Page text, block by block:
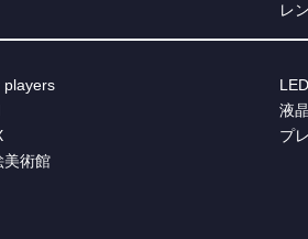
players
美術館
レ
液
プ